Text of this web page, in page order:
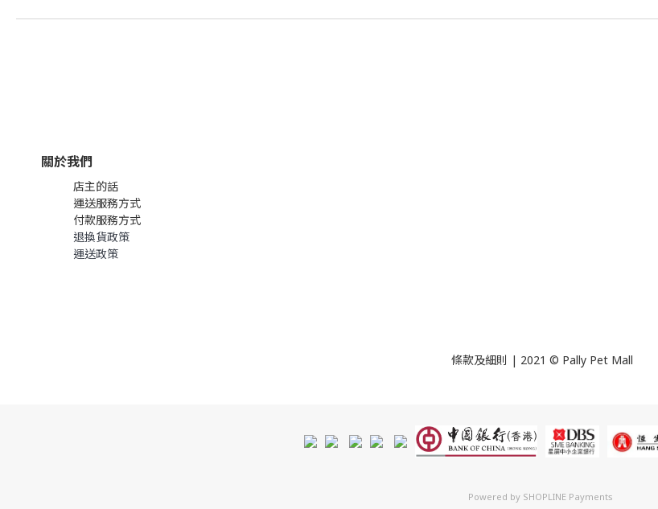
關於我們
店主的話
運送服務方式
付款服務方式
退換貨政策
運送政策
條款及細則 | 2021 © Pally Pet Mall
Powered by SHOPLINE Payments